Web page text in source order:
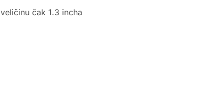
čak 1.3 incha